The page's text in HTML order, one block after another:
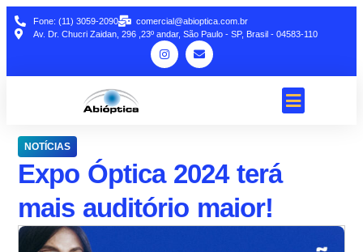
Fone: (11) 3059-2090
comercial@abioptica.com.br
Av. Dr. Chucri Zaidan, 296 ,23º andar, São Paulo - SP, Brasil - 04583-110
NOTÍCIAS
Expo Óptica 2024 terá
mais auditório maior!